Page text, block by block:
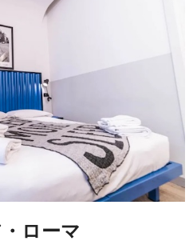
ローマ